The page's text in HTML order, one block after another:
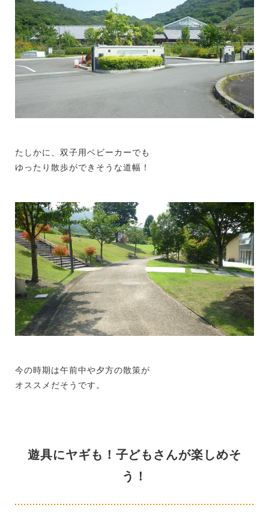
たしかに、双子用ベビーカーでも
ゆったり散歩ができそうな道幅！
今の時期は午前中や夕方の散策が
オススメだそうです。
遊具にヤギも！子どもさんが楽しめそ
う！